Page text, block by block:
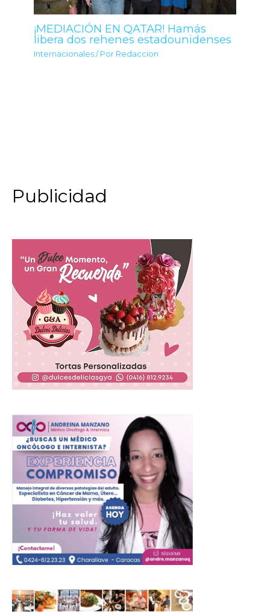
¡MEDIACIÓN EN QATAR! Hamás
libera dos rehenes estadounidenses
Internacionales / Por Redaccion
Publicidad